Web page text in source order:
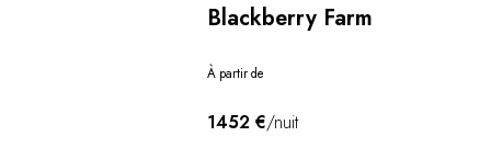
Blackberry Farm
À partir de
1452 €/nuit